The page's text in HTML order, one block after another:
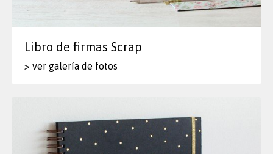
Libro de firmas Scrap
> ver galería de fotos